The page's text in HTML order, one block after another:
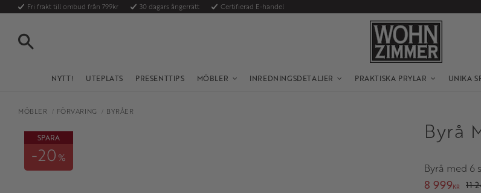
Fri frakt till ombud från 799kr 30 dagars ångerrätt Certifierad E-handel
NYTT! UTEPLATS PRESENTTIPS MÖBLER INREDNINGSDETALJER PRAKTISKA PRYLAR UNIKA
MÖBLER FÖRVARING BYRÅER
Byrå
Byrå med 6
SPARA
20 %
Nedsatt
8 999KR 11